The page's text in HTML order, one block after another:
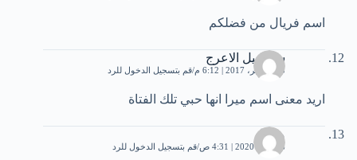
اسم فريال من فضلكم
سلسبيل الاعرج
25 نوفمبر، 2017 | 6:12 م قم بتسجيل الدخول للرد
اريد معنى اسم ميرا انها حبي تلك الفتاة
ميرنا
6 أبريل، 2020 | 4:31 ص قم بتسجيل الدخول للرد